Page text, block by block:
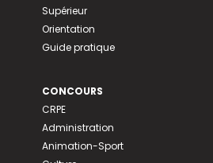
Supérieur
Orientation
Guide pratique
CONCOURS
CRPE
Administration
Animation-Sport